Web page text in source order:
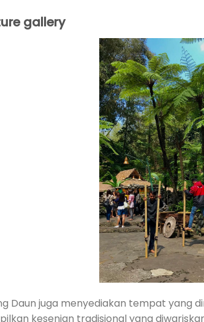
gallery
Daun juga menyediakan tempat yang
kesenian tradisional yang